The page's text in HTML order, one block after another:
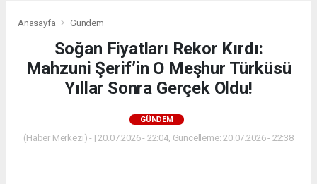
Anasayfa Gündem
Soğan Fiyatları Rekor Kırdı:
Mahzuni Şerif’in O Meşhur Türküsü
Yıllar Sonra Gerçek Oldu!
GÜNDEM
(Haber Merkezi) - | 20.07.2026 - 22:04, Güncelleme: 20.07.2026 - 22:38